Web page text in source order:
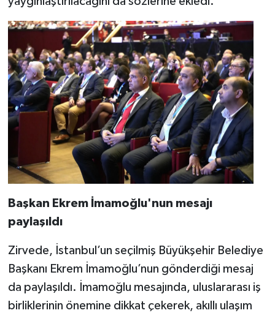
Başkan Ekrem İmamoğlu'nun mesajı
paylaşıldı
Zirvede, İstanbul’un seçilmiş Büyükşehir Belediye
Başkanı Ekrem İmamoğlu’nun gönderdiği mesaj
da paylaşıldı. İmamoğlu mesajında, uluslararası iş
birliklerinin önemine dikkat çekerek, akıllı ulaşım